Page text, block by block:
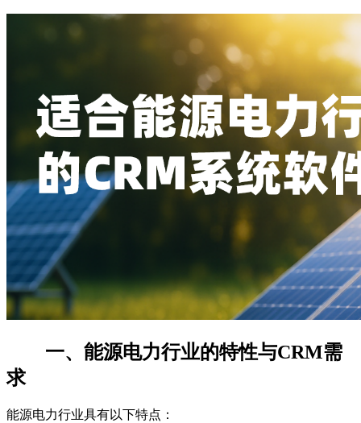
一、能源电力行业的特性与CRM需
求
能源电力行业具有以下特点：